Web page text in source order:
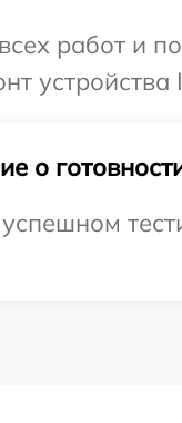
работ и
о